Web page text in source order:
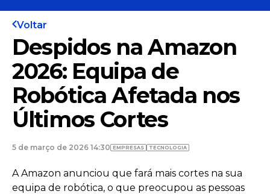
Voltar
Despidos na Amazon
2026: Equipa de
Robótica Afetada nos
Últimos Cortes
5 de março de 2026 14:30 EMPRESAS TECNOLOGIA
A Amazon anunciou que fará mais cortes na sua
equipa de robótica, o que preocupou as pessoas